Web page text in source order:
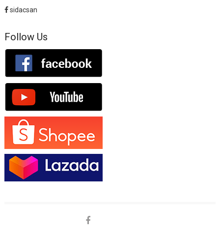
sidacsan
Follow Us
facebook